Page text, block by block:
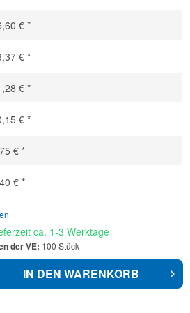
€ *
€ *
€ *
€ *
€ *
€ *
ca. 1-3 Werktage
der VE: 100 Stück
IN DEN WARENKORB